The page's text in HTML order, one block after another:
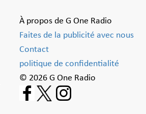
À propos de G One Radio
Faites de la publicité avec nous
Contact
politique de confidentialité
© 2026 G One Radio